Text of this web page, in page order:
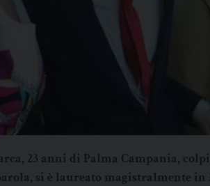
23 anni di Palma Campania,
si è laureato magistralmente